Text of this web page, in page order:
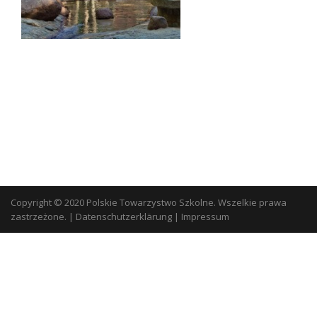
Copyright © 2020 Polskie Towarzystwo Szkolne. Wszelkie prawa
zastrzeżone. | Datenschutzerklärung | Impressum